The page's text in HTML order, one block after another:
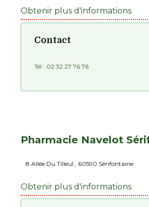
Obtenir plus d'informations
Contact
Tél : 02 32 27 76 76
Pharmacie Navelot
8 Allée Du Tilleul , 60590 Sérifontaine
Obtenir plus d'informations